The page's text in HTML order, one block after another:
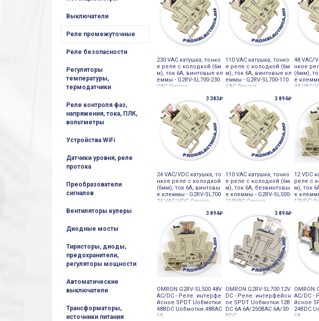
Выключатели
Реле промежуточные
Реле безопасности
Регуляторы
температуры,
термодатчики
Реле контроля фаз,
напряжения, тока, ПЛК,
вольтметры
Устройства WiFi
Датчики уровня, реле
протока
Преобразователи
сигналов
Вентиляторы кулеры
Диодные мосты
Тиристоры, диоды,
предохранители,
регуляторы мощности
Автоматические
выключатели
Трансформаторы,
источники питания
230 VAC катушка, тонко
е реле с колодкой (6м
м), ток 6А, винтовые кл
еммы - G2RV-SL700-230
VAC Omron
110 VAC катушка, тонко
е реле с колодкой (6м
м), ток 6А, винтовые кл
еммы - G2RV-SL700-110
VAC Omron
48 VAC/
нкое
(6мм),
е
48 VAC/
3 383₽
24 VAC/VDC катушка, то
нкое реле с колодкой
(6мм), ток 6А, винтовы
е клеммы - G2RV-SL700
24 VAC/VDC Omron
3 894₽
110 VAC катушка, тонко
е реле с колодкой (6м
м), ток 6А, безвинтовы
е клеммы - G2RV-SL500-
110VAC Omron
12 VDC
реле с
м), ток
е
12VDC
3 894₽
OMRON G2RV-SL500 48V
AC/DC - Реле: интерфе
йсное SPDT Uобмотки:
48ВDC Uобмотки:48ВAC
6А
3 894₽
OMRON G2RV-SL700 12V
DC - Реле: интерфейсн
ое SPDT Uобмотки:12В
DC 6А 6A/250ВAC 6A/30
ВDC
OMRON
AC/DC -
йсное
24ВDC
6А